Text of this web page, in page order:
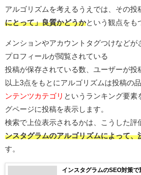
アルゴリズムを考えるうえでは、その投
にとって」良質かどうかという観点をも
メンションやアカウントタグつけなどが
プロフィールが閲覧されている
投稿が保存されている数、ユーザーが投
以上3点をもとにアルゴリズムは投稿の
ンテンツカテゴリ というランキング要素
グページに投稿を表示します。
検索で上位表示されるかは、こうした評
ンスタグラムのアルゴリズムによって、
す。
インスタグラムのSEO対策